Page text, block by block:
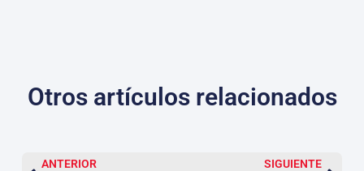
Otros artículos relacionados
ANTERIOR
SIGUIENTE